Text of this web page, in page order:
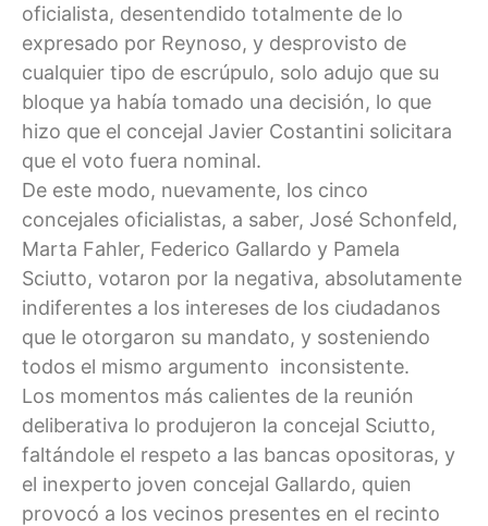
oficialista, desentendido totalmente de lo
expresado por Reynoso, y desprovisto de
cualquier tipo de escrúpulo, solo adujo que su
bloque ya había tomado una decisión, lo que
hizo que el concejal Javier Costantini solicitara
que el voto fuera nominal.
De este modo, nuevamente, los cinco
concejales oficialistas, a saber, José Schonfeld,
Marta Fahler, Federico Gallardo y Pamela
Sciutto, votaron por la negativa, absolutamente
indiferentes a los intereses de los ciudadanos
que le otorgaron su mandato, y sosteniendo
todos el mismo argumento inconsistente.
Los momentos más calientes de la reunión
deliberativa lo produjeron la concejal Sciutto,
faltándole el respeto a las bancas opositoras, y
el inexperto joven concejal Gallardo, quien
provocó a los vecinos presentes en el recinto